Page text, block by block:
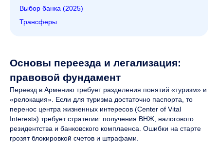
Выбор банка (2025)
Трансферы
Основы переезда и легализация:
правовой фундамент
Переезд в Армению требует разделения понятий «туризм» и
«релокация». Если для туризма достаточно паспорта, то
перенос центра жизненных интересов (Center of Vital
Interests) требует стратегии: получения ВНЖ, налогового
резидентства и банковского комплаенса. Ошибки на старте
грозят блокировкой счетов и штрафами.